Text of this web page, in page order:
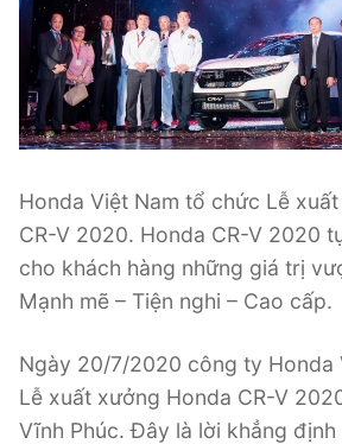
Honda Việt Nam tổ chức Lễ
CR-V 2020. Honda CR-V 2020
cho khách hàng những giá trị
Mạnh mẽ – Tiện nghi – Cao cấp.
Ngày 20/7/2020 công ty Honda
Lễ xuất xưởng Honda CR-V
Vĩnh Phúc. Đây là lời khẳng